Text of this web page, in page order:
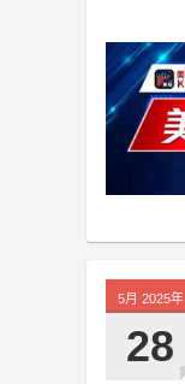
5月 2025年
28